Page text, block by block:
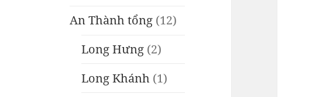
An Thành tổng (12)
Long Hưng (2)
Long Khánh (1)